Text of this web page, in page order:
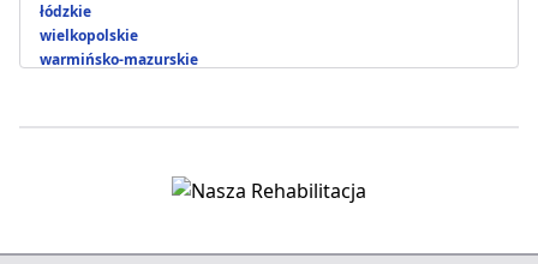
łódzkie
wielkopolskie
warmińsko-mazurskie